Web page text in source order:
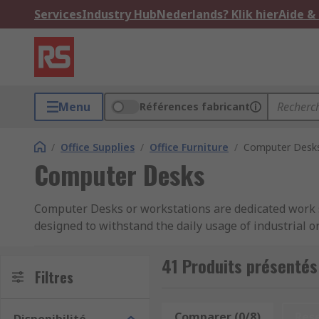
ServicesIndustry HubNederlands? Klik hierAide
Menu Références fabricant
/ Office Supplies / Office Furniture / Computer
Computer Desks
Computer Desks or workstations are dedicated
designed to withstand the daily usage of industrial
How do they work?
Computer desks vary from model to model but
Filtres 41 Produits